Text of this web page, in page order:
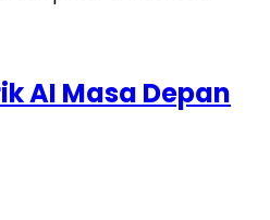
AI Masa Depan